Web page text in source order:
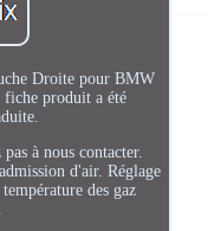
Droite pour BMW
fiche produit a été
à nous contacter.
d'air. Réglage
des gaz